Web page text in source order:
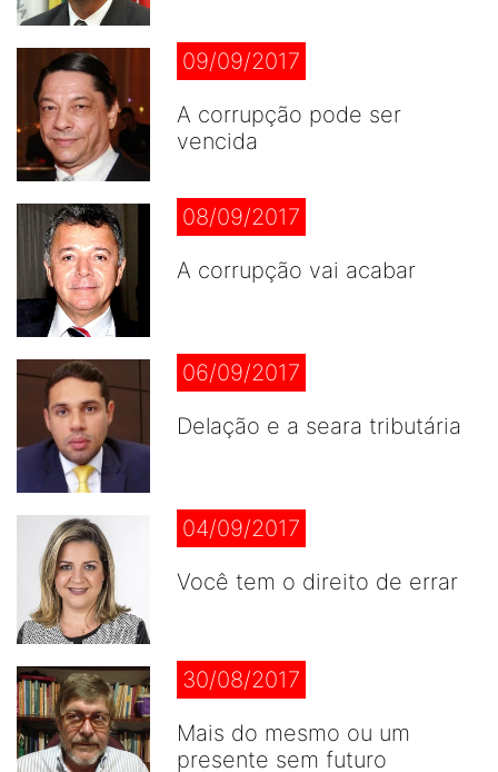
09/09/2017
A corrupção pode ser
vencida
08/09/2017
A corrupção vai acabar
06/09/2017
Delação e a seara tributária
04/09/2017
Você tem o direito de errar
30/08/2017
Mais do mesmo ou um
presente sem futuro